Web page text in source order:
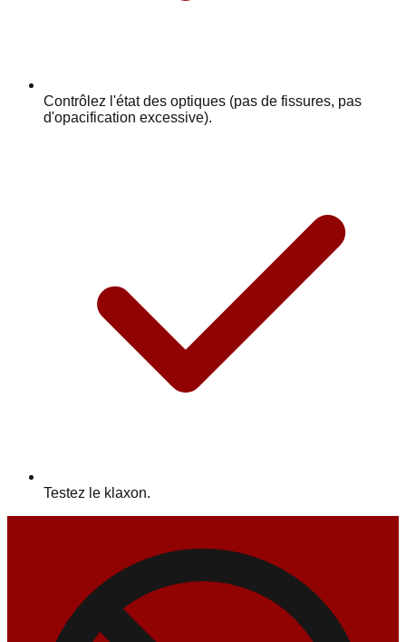
Contrôlez l'état des optiques (pas de fissures, pas
d'opacification excessive).
Testez le klaxon.